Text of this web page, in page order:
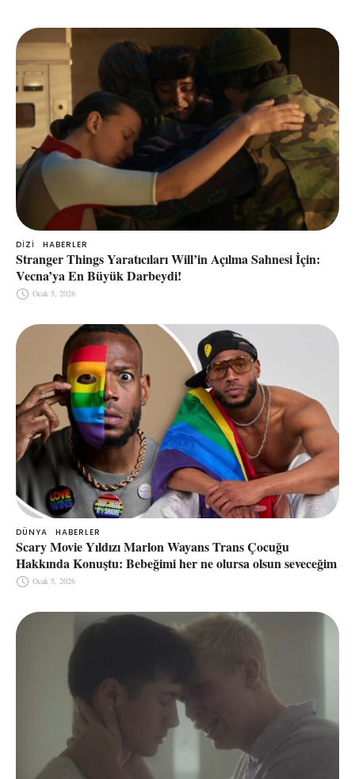
DIZI HABERLER
Stranger Things Yaratıcıları Will’in Açılma Sahnesi İçin:
Vecna’ya En Büyük Darbeydi!
Ocak 5, 2026
DÜNYA HABERLER
Scary Movie Yıldızı Marlon Wayans Trans Çocuğu
Hakkında Konuştu: Bebeğimi her ne olursa olsun seveceğim
Ocak 5, 2026